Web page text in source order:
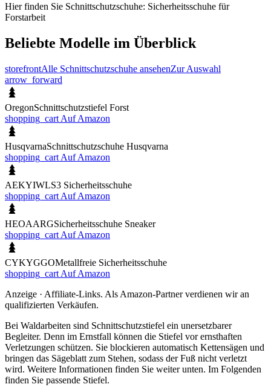
Hier finden Sie Schnittschutzschuhe: Sicherheitsschuhe für
Forstarbeit
Beliebte Modelle im Überblick
storefrontAlle Schnittschutzschuhe ansehenZur Auswahl
arrow_forward
OregonSchnittschutzstiefel Forst
shopping_cart Auf Amazon
HusqvarnaSchnittschutzschuhe Husqvarna
shopping_cart Auf Amazon
AEKYIWLS3 Sicherheitsschuhe
shopping_cart Auf Amazon
HEOAARGSicherheitsschuhe Sneaker
shopping_cart Auf Amazon
CYKYGGOMetallfreie Sicherheitsschuhe
shopping_cart Auf Amazon
Anzeige · Affiliate-Links. Als Amazon-Partner verdienen wir an
qualifizierten Verkäufen.
Bei Waldarbeiten sind Schnittschutzstiefel ein unersetzbarer
Begleiter. Denn im Ernstfall können die Stiefel vor ernsthaften
Verletzungen schützen. Sie blockieren automatisch Kettensägen und
bringen das Sägeblatt zum Stehen, sodass der Fuß nicht verletzt
wird. Weitere Informationen finden Sie weiter unten. Im Folgenden
finden Sie passende Stiefel.